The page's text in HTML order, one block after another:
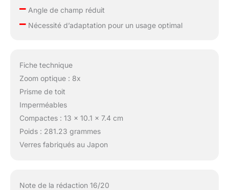
–Angle de champ réduit
–Nécessité d’adaptation pour un usage optimal
Fiche technique
Zoom optique : 8x
Prisme de toit
Imperméables
Compactes : 13 x 10.1 x 7.4 cm
Poids : 281.23 grammes
Verres fabriqués au Japon
Note de la rédaction 16/20